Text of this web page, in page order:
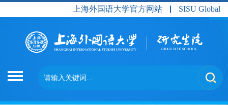
上海外国语大学官方网站 SISU Global